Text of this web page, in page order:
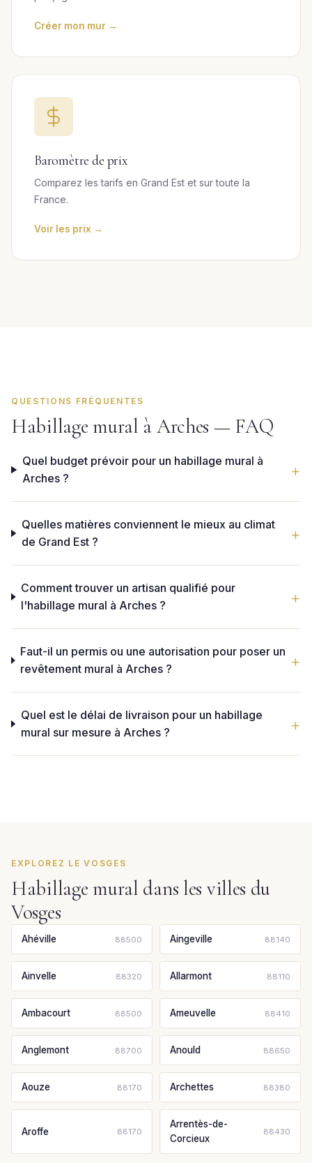
Créer mon mur →
Baromètre de prix
Comparez les tarifs en Grand Est et sur toute la
France.
Voir les prix →
QUESTIONS FRÉQUENTES
Habillage mural à Arches — FAQ
Quel budget prévoir pour un habillage mural à
Arches ?
Quelles matières conviennent le mieux au climat
de Grand Est ?
Comment trouver un artisan qualifié pour
l'habillage mural à Arches ?
Faut-il un permis ou une autorisation pour poser un
revêtement mural à Arches ?
Quel est le délai de livraison pour un habillage
mural sur mesure à Arches ?
EXPLOREZ LE VOSGES
Habillage mural dans les villes du
Vosges
Ahéville 88500 Aingeville 88140
Ainvelle 88320 Allarmont 88110
Ambacourt 88500 Ameuvelle 88410
Anglemont 88700 Anould 88650
Aouze 88170 Archettes 88380
Aroffe 88170
Arrentès-de-
Corcieux
88430